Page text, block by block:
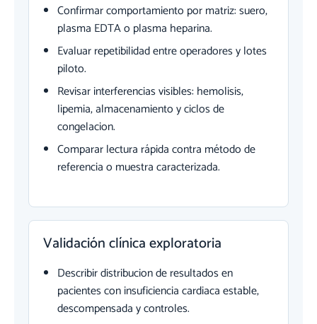
Confirmar comportamiento por matriz: suero,
plasma EDTA o plasma heparina.
Evaluar repetibilidad entre operadores y lotes
piloto.
Revisar interferencias visibles: hemolisis,
lipemia, almacenamiento y ciclos de
congelacion.
Comparar lectura rápida contra método de
referencia o muestra caracterizada.
Validación clínica exploratoria
Describir distribucion de resultados en
pacientes con insuficiencia cardiaca estable,
descompensada y controles.